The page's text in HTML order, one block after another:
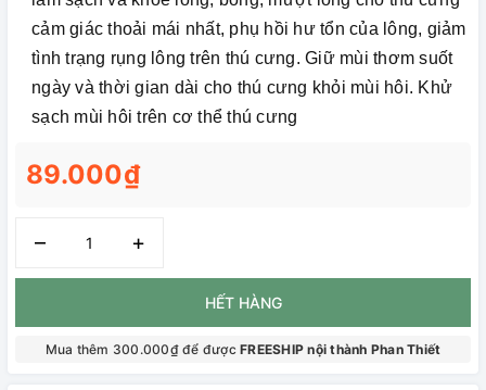
cảm giác thoải mái nhất, phụ hồi hư tổn của lông, giảm
tình trạng rụng lông trên thú cưng. Giữ mùi thơm suốt
ngày và thời gian dài cho thú cưng khỏi mùi hôi. Khử
sạch mùi hôi trên cơ thể thú cưng
89.000₫
– +
HẾT HÀNG
Mua thêm 300.000₫ để đượcFREESHIP nội thành Phan Thiết